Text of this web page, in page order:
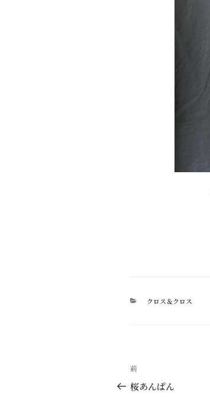
カ
クロス＆クロス
投
稿
過
去
前
桜あんぱん